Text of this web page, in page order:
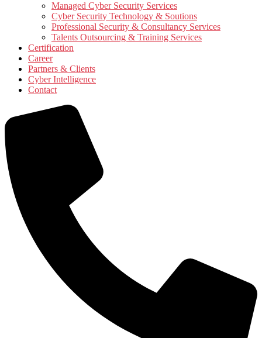
Managed Cyber Security Services
Cyber Security Technology & Soutions
Professional Security & Consultancy Services
Talents Outsourcing & Training Services
Certification
Career
Partners & Clients
Cyber Intelligence
Contact